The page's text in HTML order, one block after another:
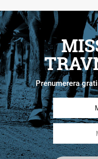
Prenumerera